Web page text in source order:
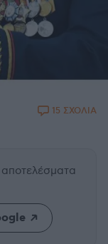
15 ΣΧΟΛΙΑ